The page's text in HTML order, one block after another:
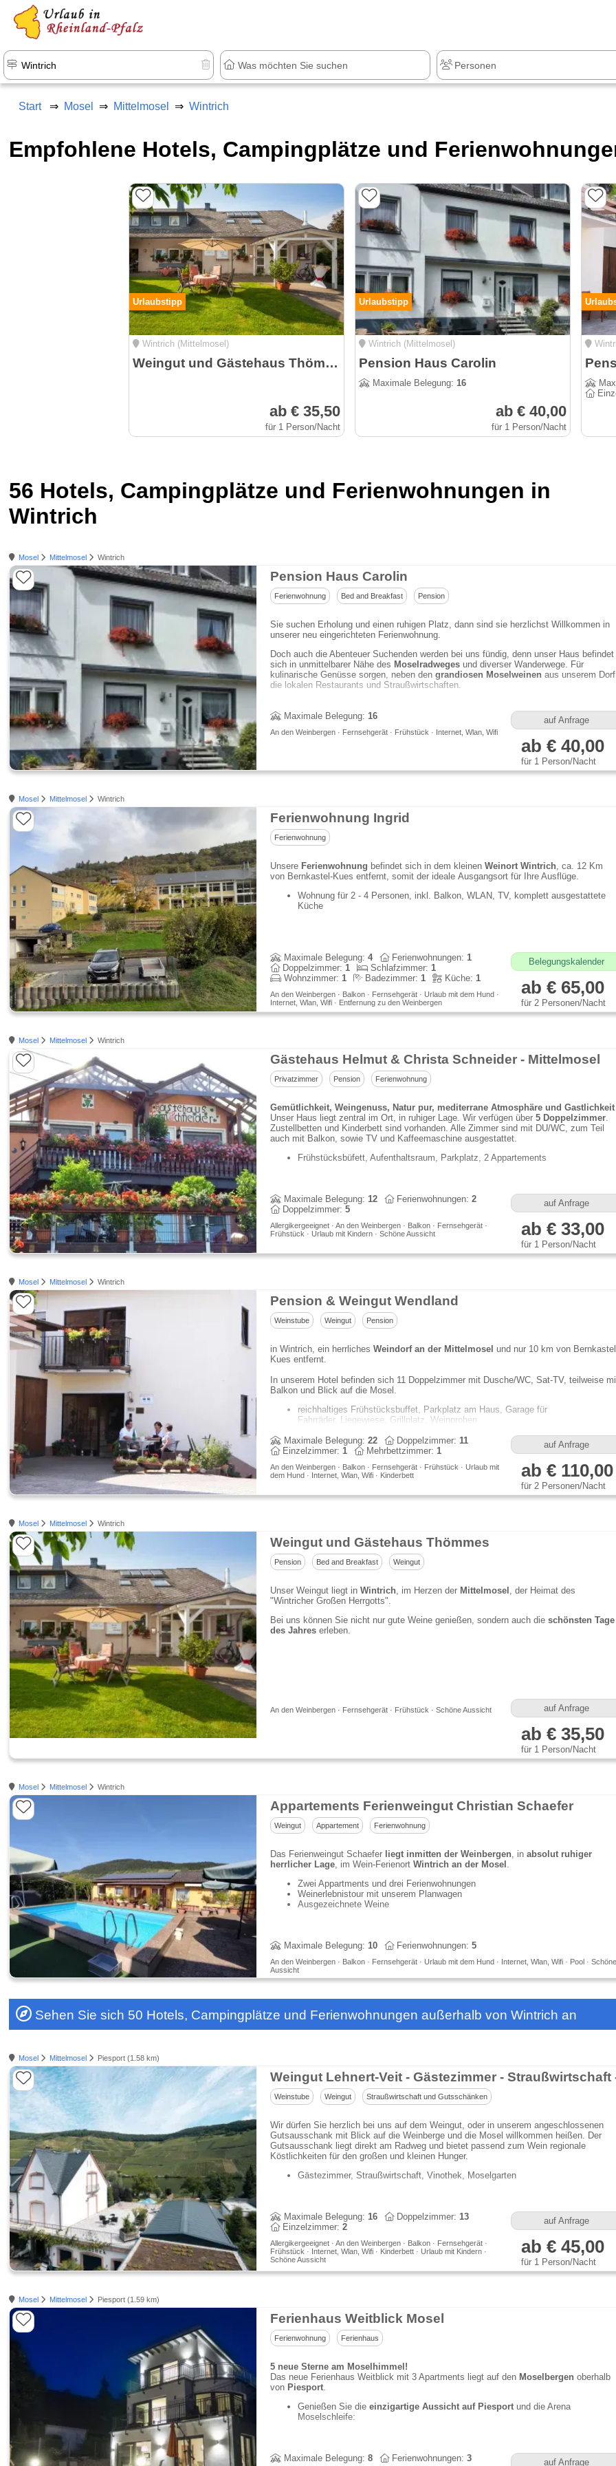
Start Mosel Mittelmosel Wintrich
Empfohlene Hotels, Campingplätze und
Urlaubstipp
Wintrich (Mittelmosel)
Weingut und Gästehaus Thömmes
ab € 35,50
für 1 Person/Nacht
Urlaubstipp
Wintrich (Mittelmosel)
Pension Haus Carolin
Maximale Belegung: 16
ab € 40,00
für 1 Person/Nacht
56 Hotels, Campingplätze und Ferienwohnungen in
Wintrich
Mosel Mittelmosel Wintrich
Pension Haus Carolin
Ferienwohnung Bed and Breakfast Pension
Sie suchen Erholung und einen ruhigen Platz, dann sind sie herzlichst Willkommen in
unserer neu eingerichteten Ferienwohnung.
Doch auch die Abenteuer Suchenden werden bei uns fündig, denn unser Haus befindet
sich in unmittelbarer Nähe des Moselradwegesund diverser Wanderwege. Für
kulinarische Genüsse sorgen, neben den grandiosen Moselweinen aus unserem
die lokalen Restaurants und Straußwirtschaften.
Maximale Belegung: 16
An den Weinbergen · Fernsehgerät · Frühstück · Internet, Wlan, Wifi
auf Anfrage
ab € 40,00
für 1 Person/Nacht
Mosel Mittelmosel Wintrich
Ferienwohnung Ingrid
Ferienwohnung
Unsere Ferienwohnung befindet sich in dem kleinen Weinort Wintrich, ca. 12 Km
von Bernkastel-Kues entfernt, somit der ideale Ausgangsort für Ihre Ausflüge.
Wohnung für 2 - 4 Personen, inkl. Balkon, WLAN, TV, komplett ausgestattete
Küche
Maximale Belegung: 4 Ferienwohnungen: 1
Doppelzimmer: 1 Schlafzimmer: 1
Wohnzimmer: 1 Badezimmer: 1 Küche: 1
An den Weinbergen · Balkon · Fernsehgerät · Urlaub mit dem Hund ·
Internet, Wlan, Wifi · Entfernung zu den Weinbergen
Belegungskalender
ab € 65,00
für 2 Personen/Nacht
Mosel Mittelmosel Wintrich
Gästehaus Helmut & Christa Schneider - Mittelmosel
Privatzimmer Pension Ferienwohnung
Gemütlichkeit, Weingenuss, Natur pur, mediterrane Atmosphäre und Gastlichkeit
Unser Haus liegt zentral im Ort, in ruhiger Lage. Wir verfügen über 5 Doppelzimmer.
Zustellbetten und Kinderbett sind vorhanden. Alle Zimmer sind mit DU/WC, zum Teil
auch mit Balkon, sowie TV und Kaffeemaschine ausgestattet.
Frühstücksbüfett, Aufenthaltsraum, Parkplatz, 2 Appartements
Maximale Belegung: 12 Ferienwohnungen: 2
Doppelzimmer: 5
Allergikergeeignet · An den Weinbergen · Balkon · Fernsehgerät ·
Frühstück · Urlaub mit Kindern · Schöne Aussicht
auf Anfrage
ab € 33,00
für 1 Person/Nacht
Mosel Mittelmosel Wintrich
Pension & Weingut Wendland
Weinstube Weingut Pension
in Wintrich, ein herrliches Weindorf an der Mittelmosel und nur 10 km von
Kues entfernt.
In unserem Hotel befinden sich 11 Doppelzimmer mit Dusche/WC, Sat-TV, teilweise
Balkon und Blick auf die Mosel.
reichhaltiges Frühstücksbuffet, Parkplatz am Haus, Garage für
Fahrräder, Liegewiese, Grillplatz, Weinproben
Maximale Belegung: 22 Doppelzimmer: 11
Einzelzimmer: 1 Mehrbettzimmer: 1
An den Weinbergen · Balkon · Fernsehgerät · Frühstück · Urlaub mit
dem Hund · Internet, Wlan, Wifi · Kinderbett
auf Anfrage
ab € 110,00
für 2 Personen/Nacht
Mosel Mittelmosel Wintrich
Weingut und Gästehaus Thömmes
Pension Bed and Breakfast Weingut
Unser Weingut liegt in Wintrich, im Herzen der Mittelmosel , der Heimat des
"Wintricher Großen Herrgotts".
Bei uns können Sie nicht nur gute Weine genießen, sondern auch die schönsten Tage
des Jahreserleben.
An den Weinbergen · Fernsehgerät · Frühstück · Schöne Aussicht auf Anfrage
ab € 35,50
für 1 Person/Nacht
Mosel Mittelmosel Wintrich
Appartements Ferienweingut Christian Schaefer
Weingut Appartement Ferienwohnung
Das Ferienweingut Schaefer liegt inmitten der Weinbergen, inabsolut ruhiger
herrlicher Lage, im Wein-Ferienort Wintrich an der Mosel .
Zwei Appartments und drei Ferienwohnungen
Weinerlebnistour mit unserem Planwagen
Ausgezeichnete Weine
Maximale Belegung: 10 Ferienwohnungen: 5
An den Weinbergen · Balkon · Fernsehgerät · Urlaub mit dem Hund · Internet, Wlan, Wifi · Pool · Schöne
Aussicht
Sehen Sie sich 50 Hotels, Campingplätze und Ferienwohnungen außerhalb von Wintrich an
Mosel Mittelmosel Piesport (1.58 km)
Weinstube Weingut Straußwirtschaft und Gutsschänken
Wir dürfen Sie herzlich bei uns auf dem Weingut, oder in unserem angeschlossenen
Gutsausschank mit Blick auf die Weinberge und die Mosel willkommen heißen. Der
Gutsausschank liegt direkt am Radweg und bietet passend zum Wein regionale
Köstlichkeiten für den großen und kleinen Hunger.
Gästezimmer, Straußwirtschaft, Vinothek, Moselgarten
Maximale Belegung: 16 Doppelzimmer: 13
Einzelzimmer: 2
Allergikergeeignet · An den Weinbergen · Balkon · Fernsehgerät ·
Frühstück · Internet, Wlan, Wifi · Kinderbett · Urlaub mit Kindern ·
Schöne Aussicht
auf Anfrage
ab € 45,00
für 1 Person/Nacht
Mosel Mittelmosel Piesport (1.59 km)
Ferienhaus Weitblick Mosel
Ferienwohnung Ferienhaus
5 neue Sterne am Moselhimmel!
Das neue Ferienhaus Weitblick mit 3 Apartments liegt auf den Moselbergen oberhalb
von Piesport.
Genießen Sie die einzigartige Aussicht auf Piesportund die Arena
Moselschleife:
Maximale Belegung: 8 Ferienwohnungen: 3 auf Anfrage